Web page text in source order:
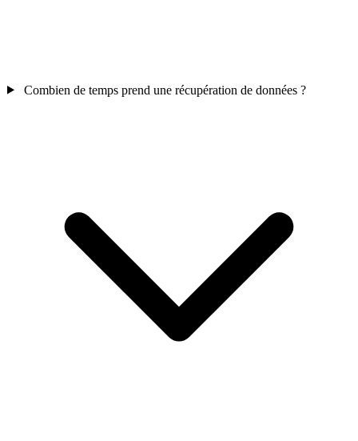
Combien de temps prend une récupération de données ?